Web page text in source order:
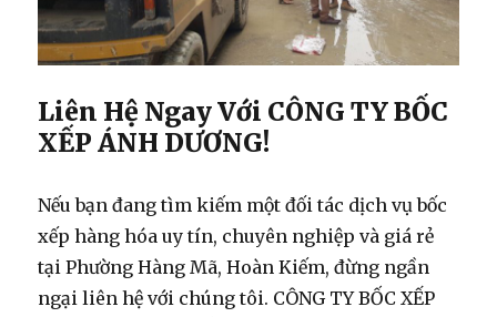
Liên Hệ Ngay Với CÔNG TY BỐC
XẾP ÁNH DƯƠNG!
Nếu bạn đang tìm kiếm một đối tác dịch vụ bốc
xếp hàng hóa uy tín, chuyên nghiệp và giá rẻ
tại Phường Hàng Mã, Hoàn Kiếm, đừng ngần
ngại liên hệ với chúng tôi. CÔNG TY BỐC XẾP